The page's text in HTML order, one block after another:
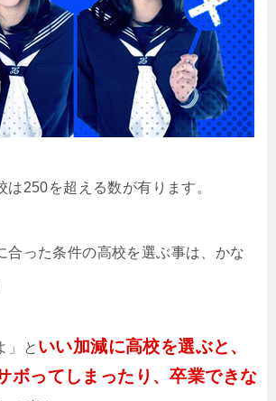
は250を超える数が有ります。
合った条件の高校を選ぶ事は、かな
」と いい加減に高校を選ぶと、
ボってしまったり、卒業できな